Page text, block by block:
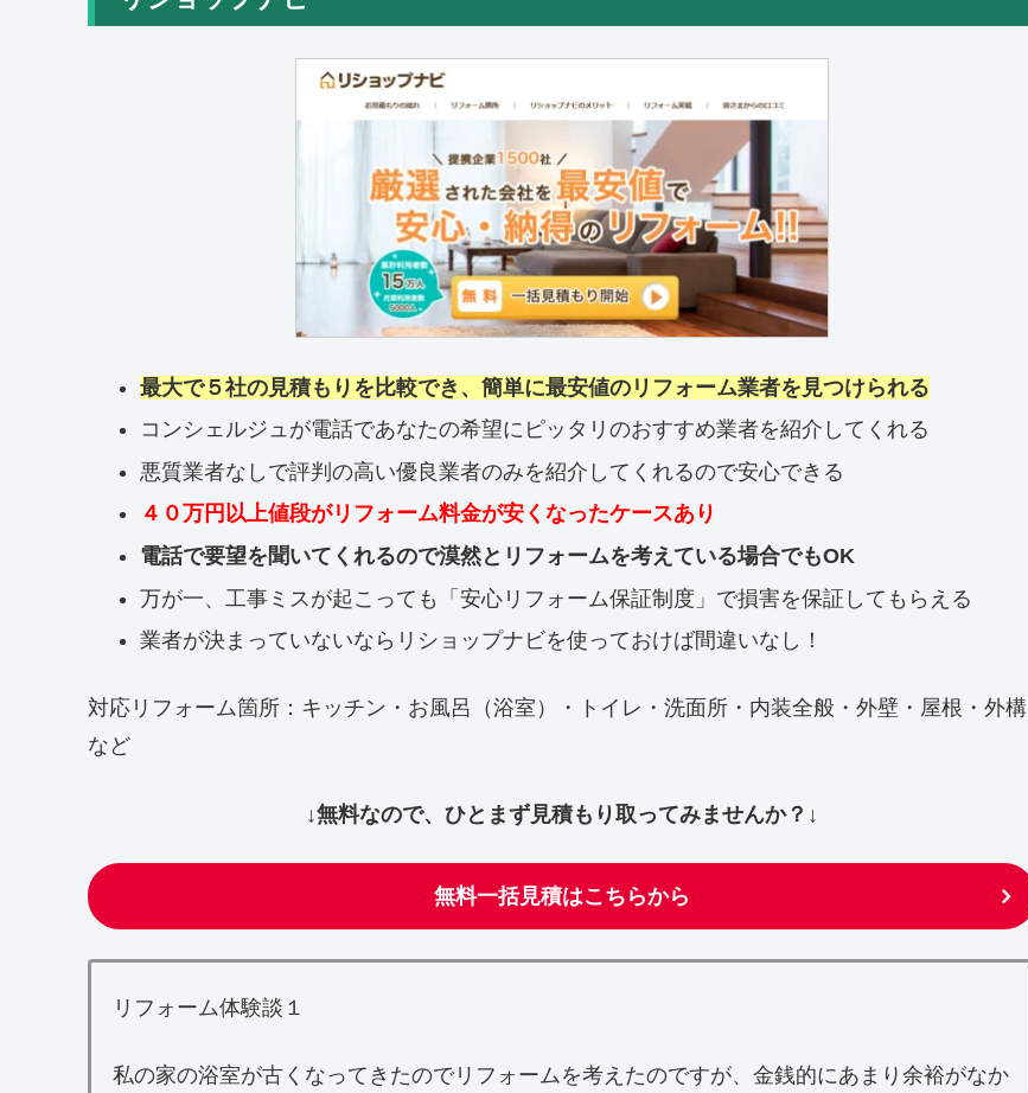
最大で５社の見積もりを比較でき、簡単に最安値のリフォーム業者を見つけられる
コンシェルジュが電話であなたの希望にピッタリのおすすめ業者を紹介してくれる
悪質業者なしで評判の高い優良業者のみを紹介してくれるので安心できる
４０万円以上値段がリフォーム料金が安くなったケースあり
電話で要望を聞いてくれるので漠然とリフォームを考えている場合でもOK
万が一、工事ミスが起こっても「安心リフォーム保証制度」で損害を保証してもらえる
業者が決まっていないならリショップナビを使っておけば間違いなし！
対応リフォーム箇所：キッチン・お風呂（浴室）・トイレ・洗面所・内装全般・外壁・屋根・外構
など
↓無料なので、ひとまず見積もり取ってみませんか？↓
無料一括見積はこちらから
リフォーム体験談１
私の家の浴室が古くなってきたのでリフォームを考えたのですが、金銭的にあまり余裕がなか